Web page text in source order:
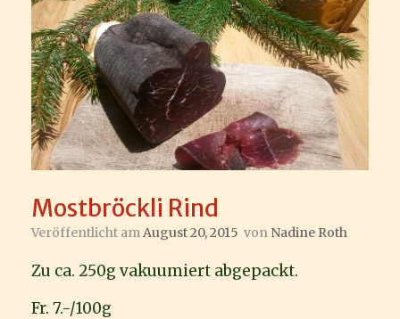
Mostbröckli Rind
Veröffentlicht amAugust 20, 2015 von Nadine Roth
Zu ca. 250g vakuumiert abgepackt.
Fr. 7.-/100g